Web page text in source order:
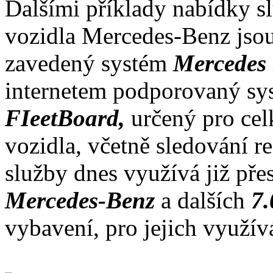
Dalšími příklady nabídky
vozidla Mercedes-Benz
zavedený systém
internetem podporovaný
FIeetBoard, určený pro
vozidla, včetně sledování
služby dnes využívá již
Mercedes-Benz a dalších
vybavení, pro jejich